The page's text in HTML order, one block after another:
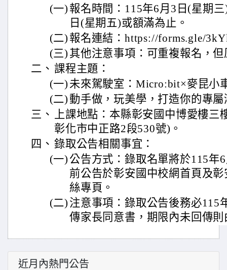
(一) 報名時間：115年6月3日(星期
日(星期五)或額滿為止。
(二) 報名連結：https://forms.gle/
(三) 其他注意事項：可重複報名，
二、 課程主題：
(一) 未來駕駛室：Micro:bit×麥昆小
(二)動手做，玩美學，打造你的專
三、
上課地點：本縣彰安國中博愛樓三
彰化市中正路2段530號)。
四、 錄取公告相關事宜：
(一) 公告方式：錄取名單將於115年
前公告於彰安國中校網首頁及
絲專頁。
(二) 注意事項：錄取公告後務必115
傳家長同意書，期限內未回傳
近月內熱門公告